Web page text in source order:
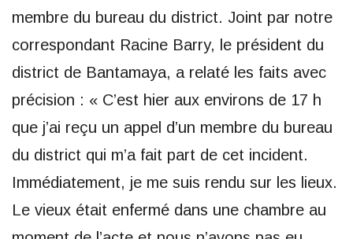
membre du bureau du district. Joint par notre
correspondant Racine Barry, le président du
district de Bantamaya, a relaté les faits avec
précision : « C’est hier aux environs de 17 h
que j’ai reçu un appel d’un membre du bureau
du district qui m’a fait part de cet incident.
Immédiatement, je me suis rendu sur les lieux.
Le vieux était enfermé dans une chambre au